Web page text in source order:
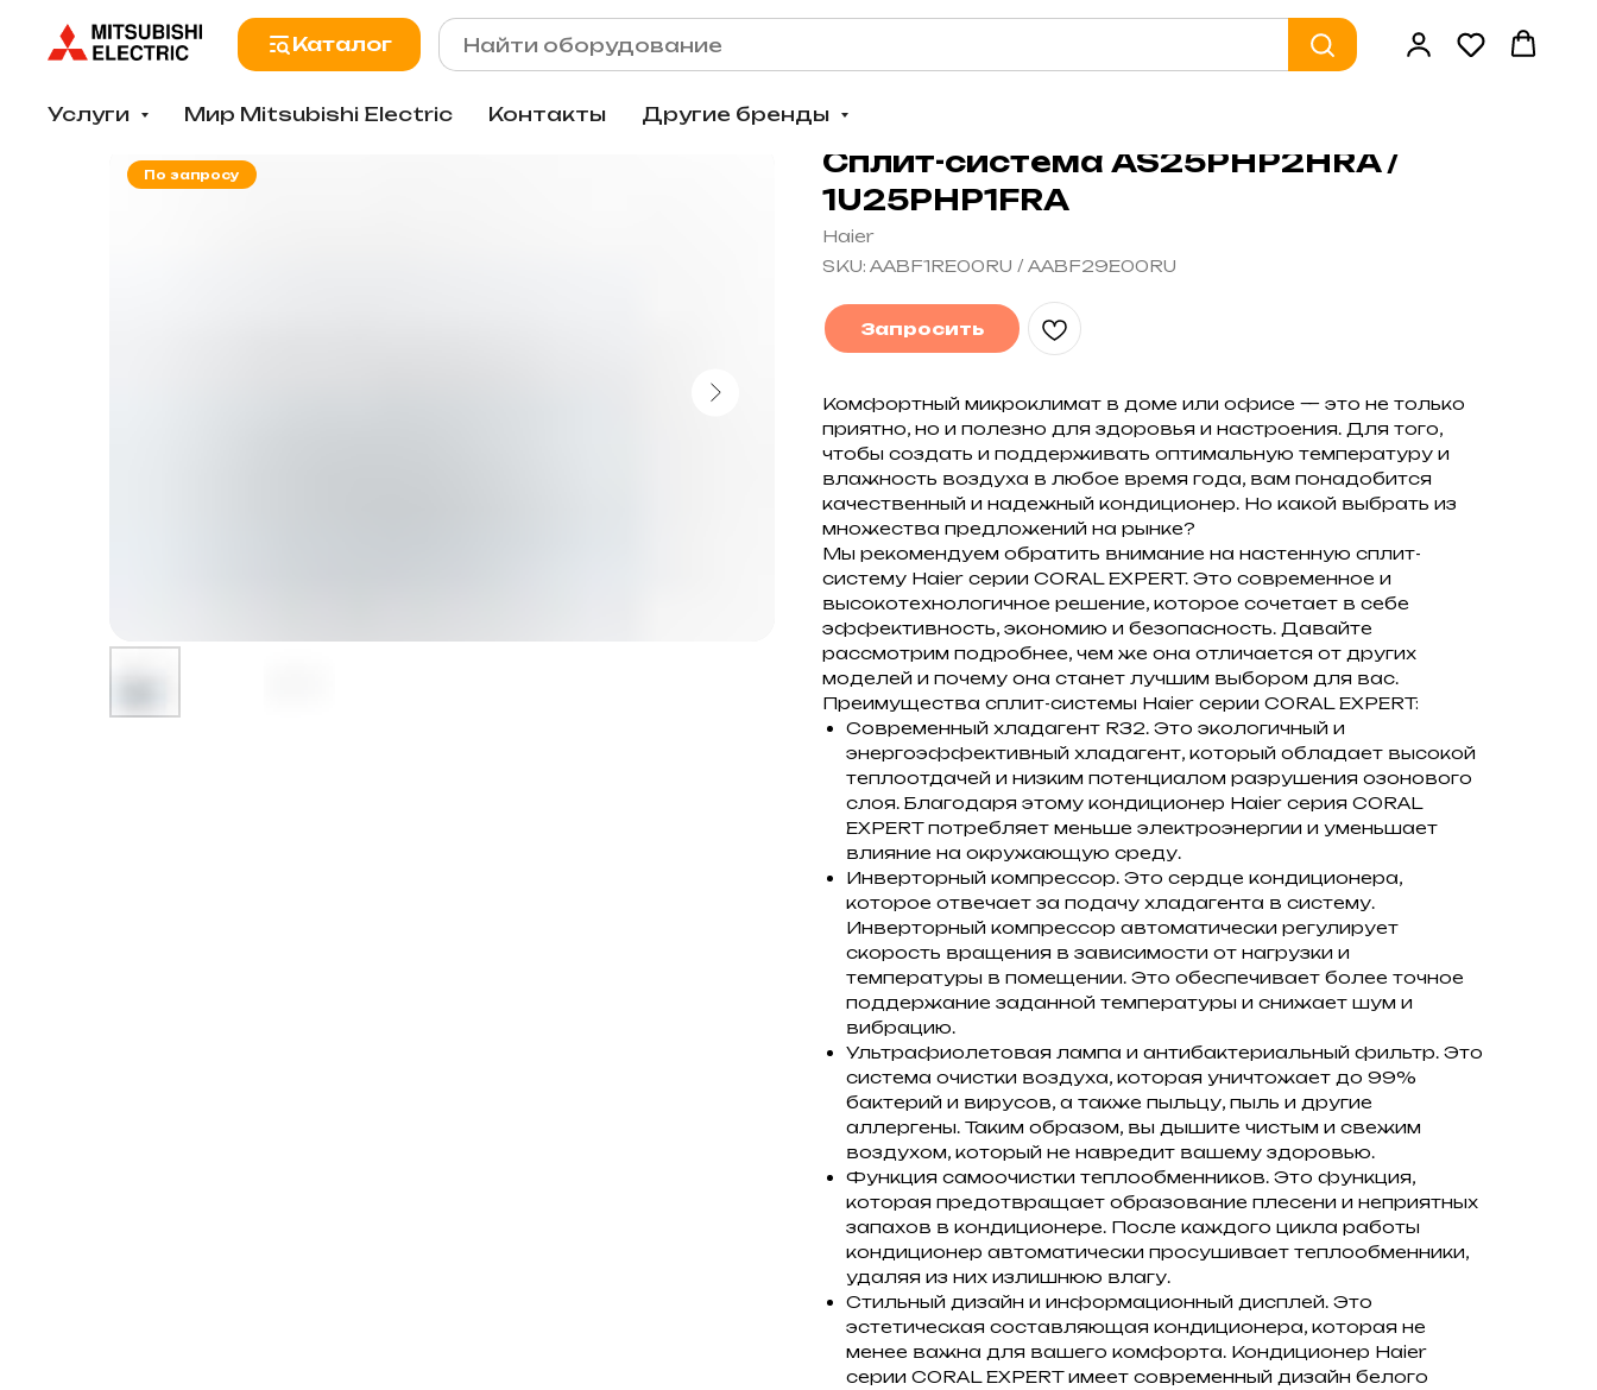
Каталог
Услуги Мир Mitsubishi Electric Контакты Другие бренды
Сплит-система AS25PHP2HRA /
1U25PHP1FRA
Haier
SKU: AABF1RE00RU / AABF29E00RU
Запросить
Комфортный микроклимат в доме или офисе — это не только
приятно, но и полезно для здоровья и настроения. Для того,
чтобы создать и поддерживать оптимальную температуру и
влажность воздуха в любое время года, вам понадобится
качественный и надежный кондиционер. Но какой выбрать из
множества предложений на рынке?
Мы рекомендуем обратить внимание на настенную сплит-
систему Haier серии CORAL EXPERT. Это современное и
высокотехнологичное решение, которое сочетает в себе
эффективность, экономию и безопасность. Давайте
рассмотрим подробнее, чем же она отличается от других
моделей и почему она станет лучшим выбором для вас.
Преимущества сплит-системы Haier серии CORAL EXPERT:
Современный хладагент R32. Это экологичный и
энергоэффективный хладагент, который обладает высокой
теплоотдачей и низким потенциалом разрушения озонового
слоя. Благодаря этому кондиционер Haier серия CORAL
EXPERT потребляет меньше электроэнергии и уменьшает
влияние на окружающую среду.
Инверторный компрессор. Это сердце кондиционера,
которое отвечает за подачу хладагента в систему.
Инверторный компрессор автоматически регулирует
скорость вращения в зависимости от нагрузки и
температуры в помещении. Это обеспечивает более точное
поддержание заданной температуры и снижает шум и
вибрацию.
Ультрафиолетовая лампа и антибактериальный фильтр. Это
система очистки воздуха, которая уничтожает до 99%
бактерий и вирусов, а также пыльцу, пыль и другие
аллергены. Таким образом, вы дышите чистым и свежим
воздухом, который не навредит вашему здоровью.
Функция самоочистки теплообменников. Это функция,
которая предотвращает образование плесени и неприятных
запахов в кондиционере. После каждого цикла работы
кондиционер автоматически просушивает теплообменники,
удаляя из них излишнюю влагу.
Стильный дизайн и информационный дисплей. Это
эстетическая составляющая кондиционера, которая не
менее важна для вашего комфорта. Кондиционер Haier
серии CORAL EXPERT имеет современный дизайн белого